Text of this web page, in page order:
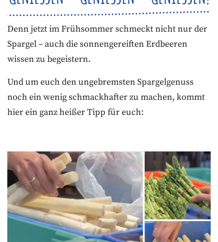
Denn jetzt im Frühsommer schmeckt nicht nur der
Spargel – auch die sonnengereiften Erdbeeren
wissen zu begeistern.
Und um euch den ungebremsten Spargelgenuss
noch ein wenig schmackhafter zu machen, kommt
hier ein ganz heißer Tipp für euch: